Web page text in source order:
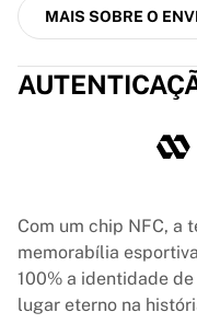
MAIS SOBRE O
Com um chip NFC, a
memorabília
100% a identidade
lugar eterno na